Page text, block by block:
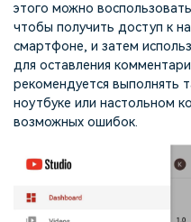
этого можно
чтобы получить доступ к
смартфоне, и затем
для оставления
рекомендуется выполнять
ноутбуке или настольном
возможных ошибок.